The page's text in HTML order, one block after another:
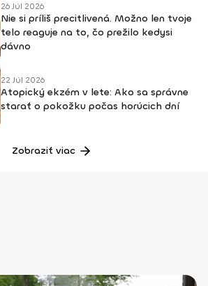
26 Júl 2026
Nie si príliš precitlivená. Možno len tvoje
telo reaguje na to, čo prežilo kedysi
dávno
22 Júl 2026
Atopický ekzém v lete: Ako sa správne
starať o pokožku počas horúcich dní
Zobraziť viac